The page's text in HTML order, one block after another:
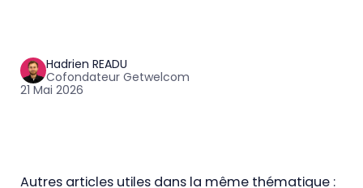
Hadrien READU
Cofondateur Getwelcom
21 Mai 2026
Autres articles utiles dans la même thématique :